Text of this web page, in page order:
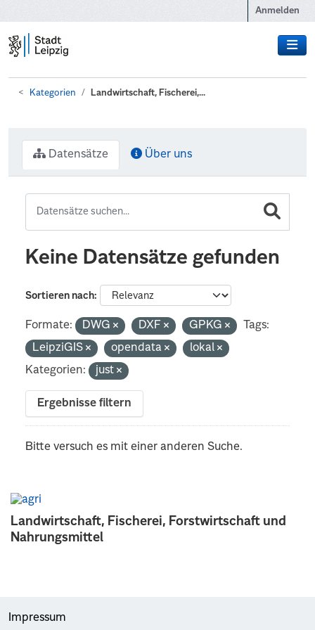
Anmelden
Kategorien Landwirtschaft, Fischerei,...
Landwirtschaft, Fischerei, Forstwirtschaft und
Nahrungsmittel
Datensätze Über uns
Keine Datensätze gefunden
Sortieren nach
Formate: DWG DXF GPKG
Tags:
LeipziGIS
opendata
lokal
Kategorien:
just
Ergebnisse filtern
Bitte versuch es mit einer anderen Suche.
Impressum